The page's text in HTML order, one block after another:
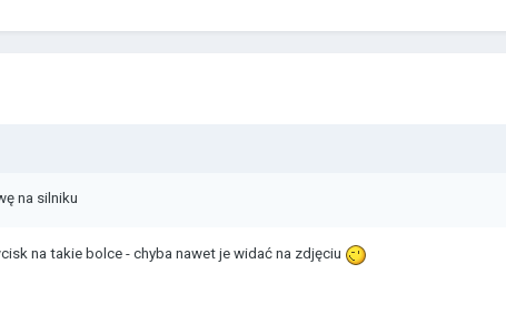
na silniku
na takie bolce - chyba nawet je widać na zdjęciu